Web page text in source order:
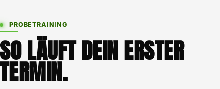
PROBETRAINING
SO LÄUFT DEIN ERSTER
TERMIN.